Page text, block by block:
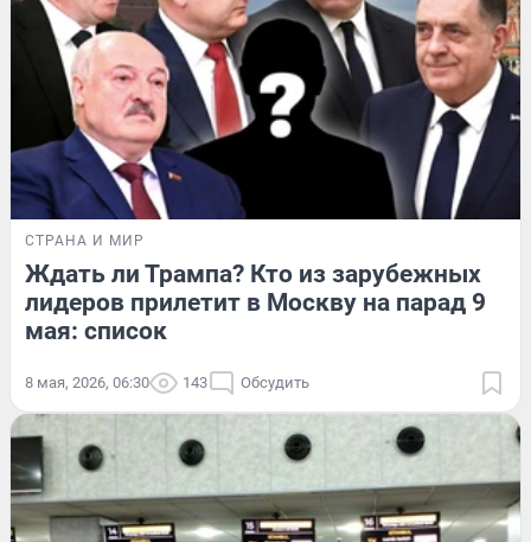
СТРАНА И МИР
Ждать ли Трампа? Кто из зарубежных
лидеров прилетит в Москву на парад 9
мая: список
8 мая, 2026, 06:30 143 Обсудить